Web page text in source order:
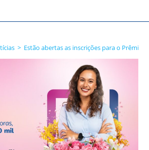
> Estão abertas as inscrições para o Prêmio